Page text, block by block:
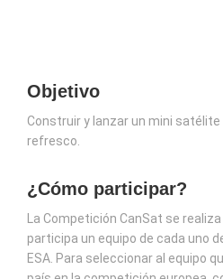
Objetivo
Construir y lanzar un mini
refresco.
¿Cómo participar?
La Competición CanSat se
participa un equipo de cada uno
ESA. Para seleccionar al equipo